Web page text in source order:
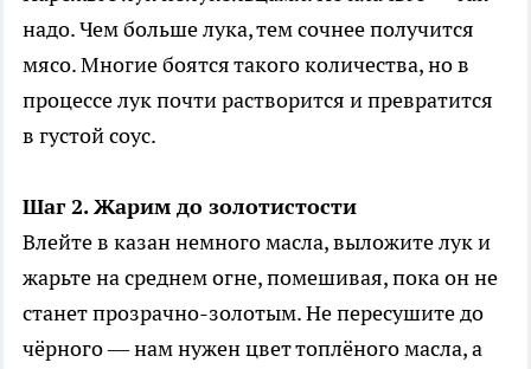
надо. Чем больше лука, тем сочнее получится
мясо. Многие боятся такого количества, но в
процессе лук почти растворится и превратится
в густой соус.
Шаг 2. Жарим до золотистости
Влейте в казан немного масла, выложите лук и
жарьте на среднем огне, помешивая, пока он не
станет прозрачно-золотым. Не пересушите до
чёрного — нам нужен цвет топлёного масла, а